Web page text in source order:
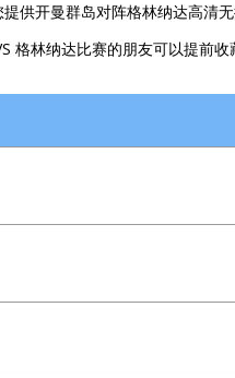
提供开曼群岛对阵格林纳达高清
格林纳达比赛的朋友可以提前收